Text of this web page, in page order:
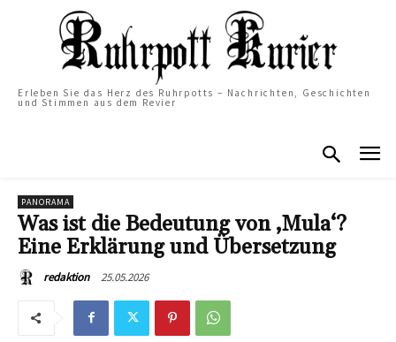
Erleben Sie das Herz des Ruhrpotts – Nachrichten, Geschichten
und Stimmen aus dem Revier
PANORAMA
Was ist die Bedeutung von ‚Mula‘?
Eine Erklärung und Übersetzung
redaktion 25.05.2026